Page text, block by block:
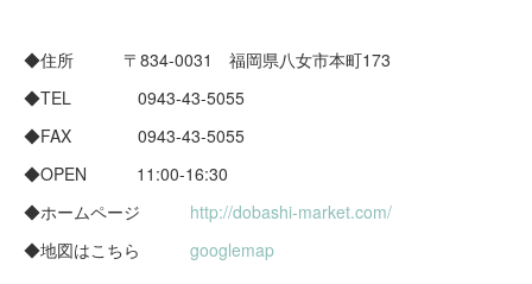
◆住所 〒834-0031 福岡県八女市本町173
◆TEL 0943-43-5055
◆FAX 0943-43-5055
◆OPEN 11:00-16:30
◆ホームページ http://dobashi-market.com/
◆地図はこちら googlemap